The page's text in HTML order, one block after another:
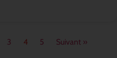
3 4 5 Suivant »